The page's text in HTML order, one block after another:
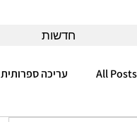
חדשות
All Posts עריכה ספרותית